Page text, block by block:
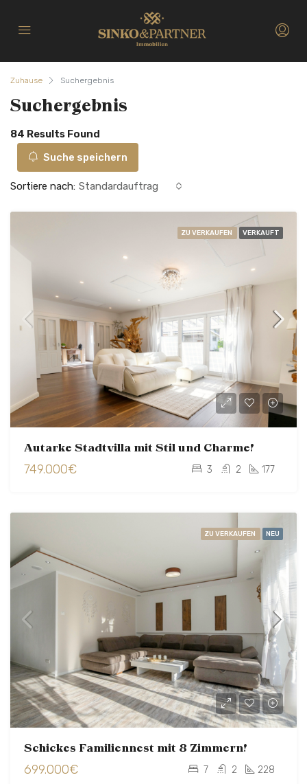
Zuhause Suchergebnis
Suchergebnis
84 Results Found
Sortiere nach: Standardauftrag
Suche speichern
ZU VERKAUFEN VERKAUFT
Autarke Stadtvilla mit Stil und Charme!
749.000€ 3 2 177
ZU VERKAUFEN NEU
Schickes Familiennest mit 8 Zimmern!
699.000€ 7 2 228